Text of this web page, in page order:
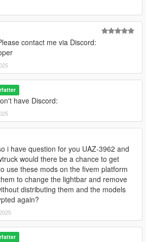
contact me via Discord:
have Discord:
i have question for you UAZ-3962 and
would there be a chance to get
use these mods on the fivem platform
to change the lightbar and remove
distributing them and the models
again?